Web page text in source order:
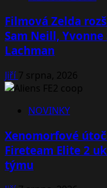
Filmová Zelda
Sam Neill,
Lachman
Jiří7 srpna, 2026
NOVINKY
Xenomorfové
Fireteam Elite 2
týmu